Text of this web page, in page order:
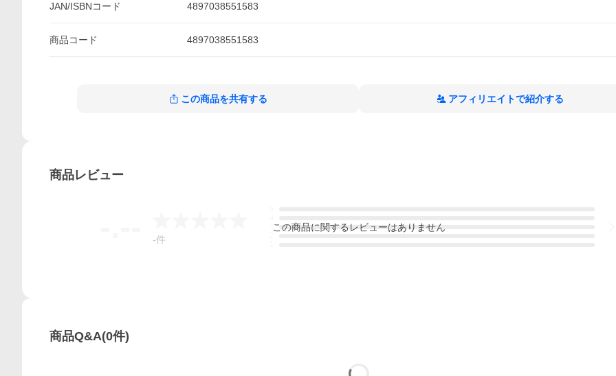
JAN/ISBNコード 4897038551583
商品コード 4897038551583
この商品を共有する アフィリエイトで紹介する
商品レビュー
-件
この商品に関するレビューはありません
商品Q&A(0件)